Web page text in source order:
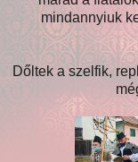
mindannyiuk
Dőltek a szelfik,